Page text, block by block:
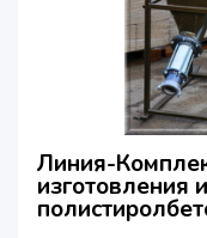
Линия-
изготовления